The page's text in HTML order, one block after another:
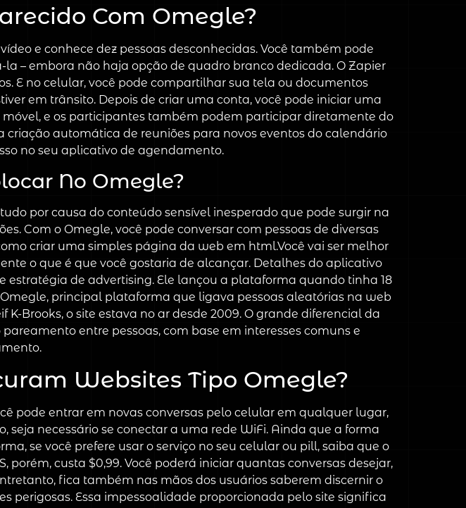
Com Omegle?
e conhece dez pessoas desconhecidas. Você também pode
– embora não haja opção de quadro branco dedicada. O Zapier
E no celular, você pode compartilhar sua tela ou documentos
em trânsito. Depois de criar uma conta, você pode iniciar uma
e os participantes também podem participar diretamente do
automática de reuniões para novos eventos do calendário
no seu aplicativo de agendamento.
No Omegle?
por causa do conteúdo sensível inesperado que pode surgir na
Com o Omegle, você pode conversar com pessoas de diversas
criar uma simples página da web em html.Você vai ser melhor
o que é que você gostaria de alcançar. Detalhes do aplicativo
de advertising. Ele lançou a plataforma quando tinha 18
principal plataforma que ligava pessoas aleatórias na web
Brooks, o site estava no ar desde 2009. O grande diferencial da
entre pessoas, com base em interesses comuns e
Websites Tipo Omegle?
pode entrar em novas conversas pelo celular em qualquer lugar,
seja necessário se conectar a uma rede WiFi. Ainda que a forma
se você prefere usar o serviço no seu celular ou pill, saiba que o
custa $0,99. Você poderá iniciar quantas conversas desejar,
fica também nas mãos dos usuários saberem discernir o
perigosas. Essa impessoalidade proporcionada pelo site significa